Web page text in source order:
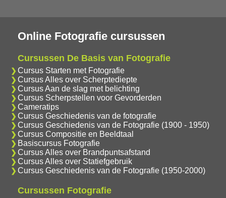
Online Fotografie cursussen
Cursussen De Basis van Fotografie
Cursus Starten met Fotografie
Cursus Alles over Scherptediepte
Cursus Aan de slag met belichting
Cursus Scherpstellen voor Gevorderden
Cameratips
Cursus Geschiedenis van de fotografie
Cursus Geschiedenis van de Fotografie (1900 - 1950)
Cursus Compositie en Beeldtaal
Basiscursus Fotografie
Cursus Alles over Brandpuntsafstand
Cursus Alles over Statiefgebruik
Cursus Geschiedenis van de Fotografie (1950-2000)
Cursussen Fotografie